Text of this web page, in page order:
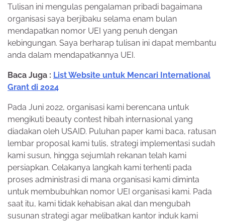
Tulisan ini mengulas pengalaman pribadi bagaimana
organisasi saya berjibaku selama enam bulan
mendapatkan nomor UEI yang penuh dengan
kebingungan. Saya berharap tulisan ini dapat membantu
anda dalam mendapatkannya UEI.
Baca Juga : List Website untuk Mencari International
Grant di 2024
Pada Juni 2022, organisasi kami berencana untuk
mengikuti beauty contest hibah internasional yang
diadakan oleh USAID. Puluhan paper kami baca, ratusan
lembar proposal kami tulis, strategi implementasi sudah
kami susun, hingga sejumlah rekanan telah kami
persiapkan. Celakanya langkah kami terhenti pada
proses administrasi di mana organisasi kami diminta
untuk membubuhkan nomor UEI organisasi kami. Pada
saat itu, kami tidak kehabisan akal dan mengubah
susunan strategi agar melibatkan kantor induk kami